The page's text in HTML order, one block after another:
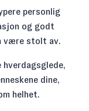
personlig
og godt
være stolt av.
dine,
helhet.